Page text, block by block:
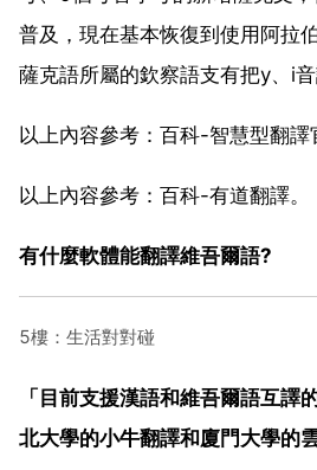
普及，現在基本恢復到使用阿拉
薩克語所屬的欽察語支有把y、i音
以上內容參考：百科-智慧型翻譯
以上內容參考：百科-有道翻譯。
有什麼軟體能翻譯維吾爾語?
5樓：生活對對碰
「目前支援漢語和維吾爾語互譯
北大學的小牛翻譯和廈門大學的雲